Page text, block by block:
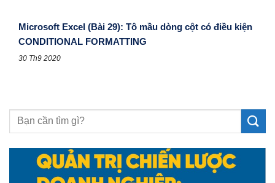
Microsoft Excel (Bài 29): Tô mầu dòng cột có điều kiện
CONDITIONAL FORMATTING
30 Th9 2020